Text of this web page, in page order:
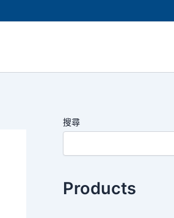
搜尋
Products